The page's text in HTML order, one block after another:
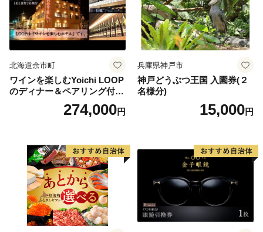
北海道余市町
ワインを楽しむYoichi LOOP
のディナー＆ペアリング付宿
泊プラン＜デラックスツイン
274,000円
兵庫県神戸市
神戸どうぶつ王国 入園券(２
名様分)
15,000円